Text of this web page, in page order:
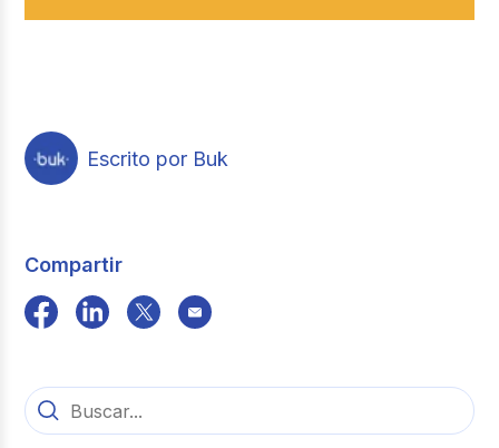
Escrito por Buk
Compartir